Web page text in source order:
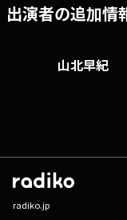
出演者の追加情
山北早紀
radiko.jp